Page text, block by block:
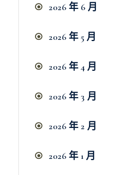
2026 年 6 月
2026 年 5 月
2026 年 4 月
2026 年 3 月
2026 年 2 月
2026 年 1 月